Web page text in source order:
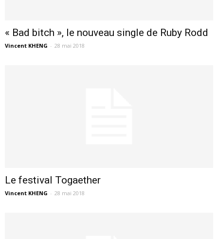
« Bad bitch », le nouveau single de Ruby Rodd
Vincent KHENG - 28 mai 2018
Le festival Togaether
Vincent KHENG - 28 mai 2018